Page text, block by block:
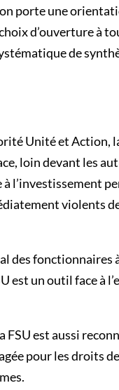
porte une
d’ouverture à
de
Unité et Action,
loin devant les
violents
des
est un outil face à
est aussi
pour les droits